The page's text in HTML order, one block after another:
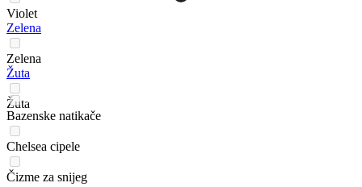
Violet
Zelena
Zelena
Žuta
Žuta
Bazenske natikače
Chelsea cipele
Čizme za snijeg